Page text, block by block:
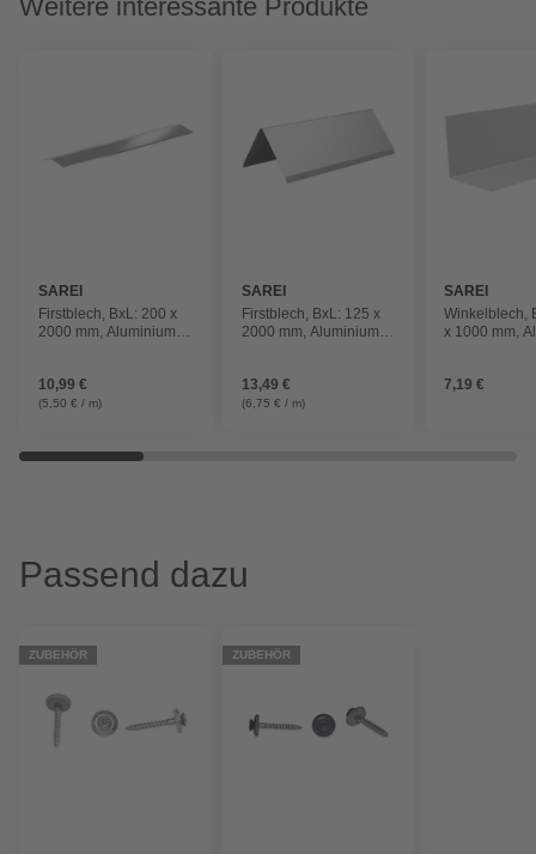
Weitere interessante Produkte
SAREI
Firstblech, BxL: 200 x
2000 mm, Aluminium,
10,99 €
(5,50 € / m)
SAREI
Firstblech, BxL: 125 x
2000 mm, Aluminium,
13,49 €
(6,75 € / m)
SAREI
Winkelblech,
x 1000 mm,
7,19 €
Passend dazu
ZUBEHÖR ZUBEHÖR